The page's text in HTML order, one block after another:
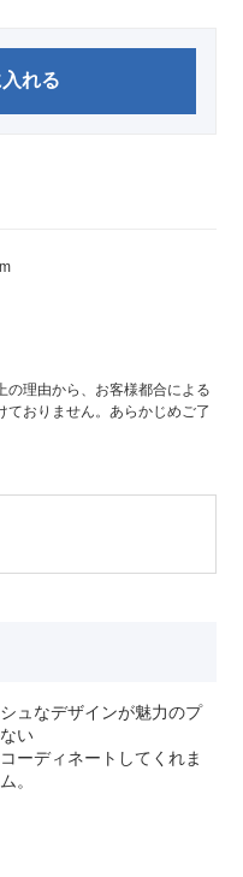
れる
の理由から、お客様都合による
ておりません。あらかじめご了
ュなデザインが魅力のプ
い
ーディネートしてくれま
。